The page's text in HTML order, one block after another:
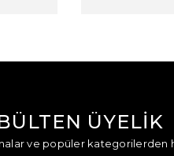
ÜYELİK
ve popüler kategorilerden